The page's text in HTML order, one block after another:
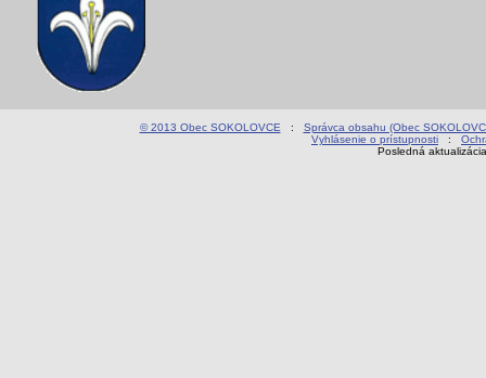
© 2013 Obec SOKOLOVCE : Správca obsahu (Obec
Vyhlásenie o prístupnosti :
Posledná